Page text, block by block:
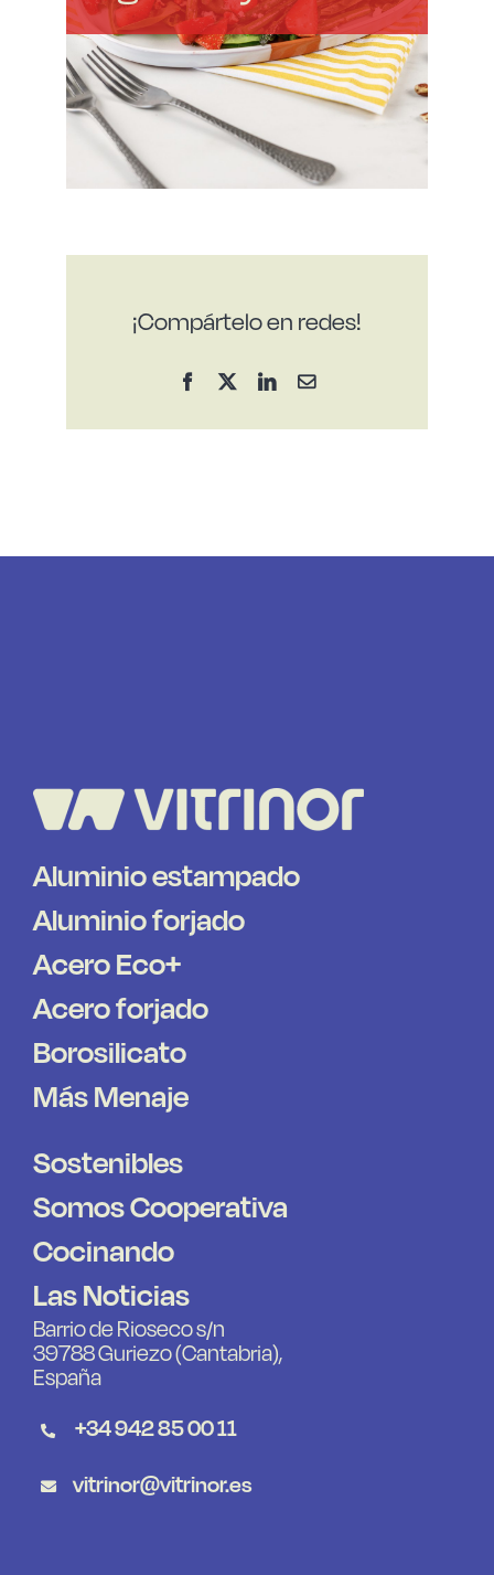
¡Compártelo en redes!
Facebook
X LinkedInCorreo
Aluminio estampado
Aluminio forjado
Acero Eco+
Acero forjado
Borosilicato
Más Menaje
Sostenibles
Somos Cooperativa
Cocinando
Las Noticias
Barrio de Rioseco s/n
39788 Guriezo (Cantabria),
España
+34 942 85 00 11
vitrinor@vitrinor.es